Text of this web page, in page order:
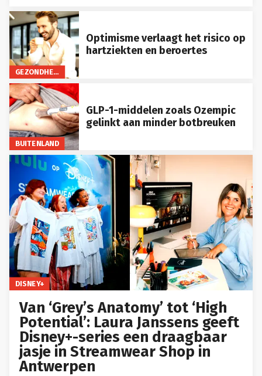
GEZONDHEID
Optimisme verlaagt het risico op
hartziekten en beroertes
BUITENLAND
GLP-1-middelen zoals Ozempic
gelinkt aan minder botbreuken
DISNEY+
Van ‘Grey’s Anatomy’ tot ‘High
Potential’: Laura Janssens geeft
Disney+-series een draagbaar
jasje in Streamwear Shop in
Antwerpen